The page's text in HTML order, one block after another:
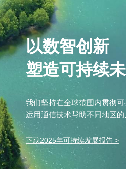
以数智创新
塑造可持续
我们坚持在全球范围内贯彻
运用通信技术帮助不同地区的
下载2025年可持续发展报告 >